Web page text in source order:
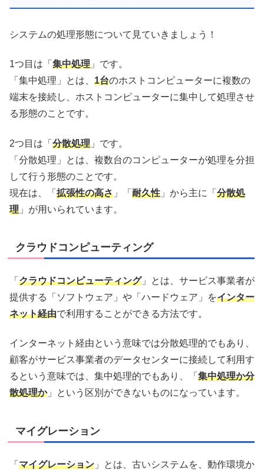
システムの処理形態について見ていきましょう！
1つ目は「 集中処理 」です。
「集中処理」とは、 1台のホストコンピューターに複数の
端末を接続し、ホストコンピューターに集中して処理させ
る形態のことです。
2つ目は「 分散処理 」です。
「分散処理」とは、複数台のコンピューターが処理を分担
して行う形態のことです。
現在は、「 拡張性の高さ 」「 耐久性 」から主に「 分散処
理 」が用いられています。
クラウドコンピューティング
「 クラウドコンピューティング」とは、サービス事業者が
提供する「ソフトウェア」や「ハードウェア」をインター
ネット経由で利用することができる方法です。
インターネット経由という意味では分散処理的でもあり、
顧客がサービス事業者のデータセンターに接続して利用す
るという意味では、集中処理的でもあり、「 集中処理か分
散処理か」という区別ができないものになっています。
マイグレーション
「 マイグレーション 」とは、古いシステムを、動作環境か